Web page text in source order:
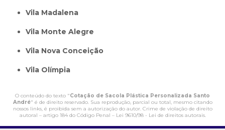
Vila Madalena
Vila Monte Alegre
Vila Nova Conceição
Vila Olímpia
O conteúdo do texto "Cotação de Sacola Plástica Personalizada Santo
André" é de direito reservado. Sua reprodução, parcial ou total, mesmo citando
nossos links, é proibida sem a autorização do autor. Crime de violação de direito
autoral – artigo 184 do Código Penal – Lei 9610/98 - Lei de direitos autorais.